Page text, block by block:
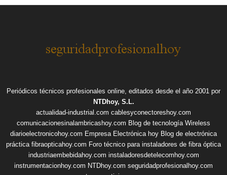
Periódicos técnicos profesionales online, editados desde el año 2001 por
NTDhoy, S.L.
actualidad-industrial.com cablesyconectoreshoy.com
comunicacionesinalambricashoy.com Blog de tecnología Wireless
diarioelectronicohoy.com Empresa Electrónica hoy Blog de electrónica
práctica fibraopticahoy.com Foro técnico para instaladores de fibra óptica
industriaembebidahoy.com instaladoresdetelecomhoy.com
instrumentacionhoy.com NTDhoy.com seguridadprofesionalhoy.com